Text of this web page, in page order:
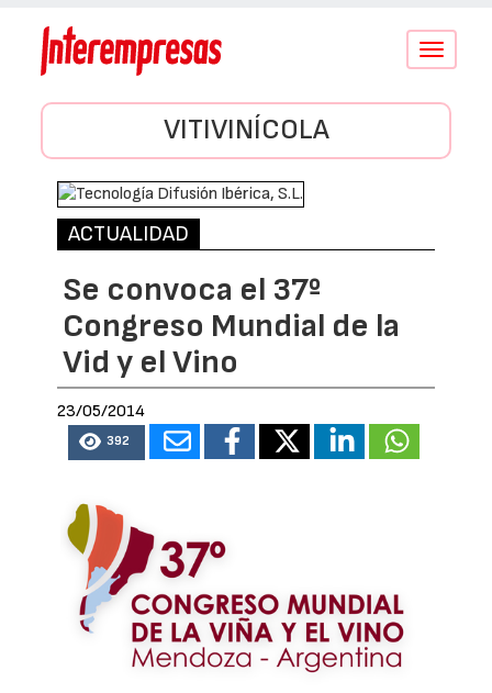
Conmutar
VITIVINÍCOLA
ACTUALIDAD
Se convoca el 37º
Congreso Mundial de la
Vid y el Vino
23/05/2014
392